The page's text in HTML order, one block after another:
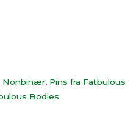
Nonbinær, Pins fra Fatbulous
Bodies